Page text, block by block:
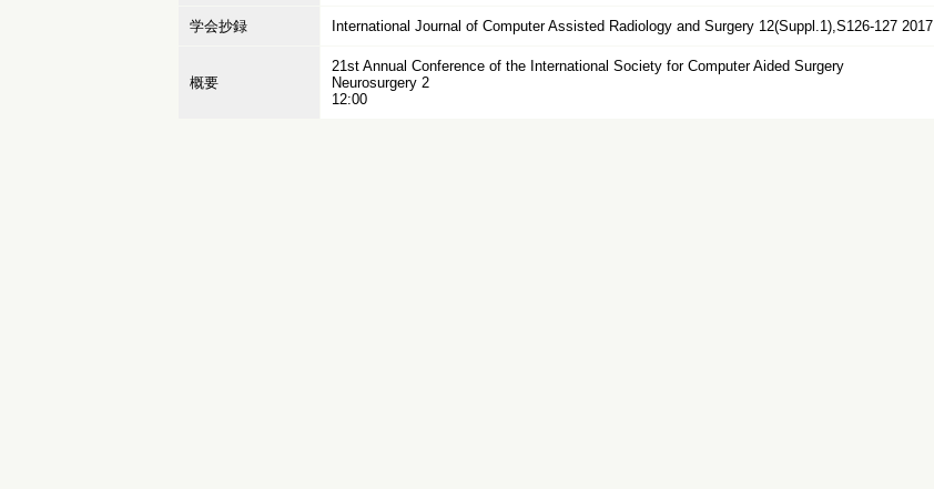
学会抄録 International Journal of Computer Assisted Radiology and Surgery 12(Suppl.1),S126-127 2017
概要
21st Annual Conference of the International Society for Computer Aided Surgery
Neurosurgery 2
12:00